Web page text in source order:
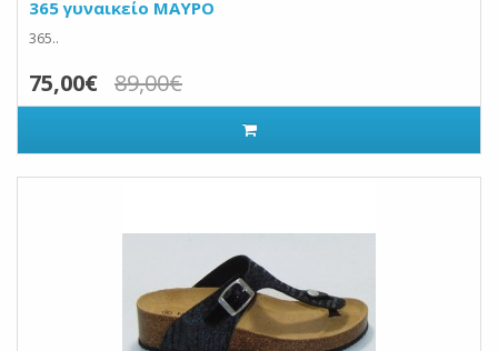
365 γυναικείο ΜΑΥΡΟ
365..
75,00€ 89,00€